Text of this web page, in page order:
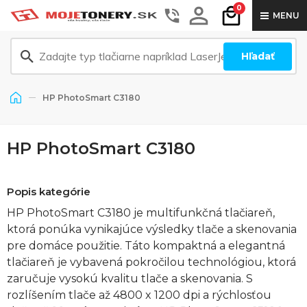
0
MENU
Hľadať
HP PhotoSmart C3180
HP PhotoSmart C3180
Popis kategórie
HP PhotoSmart C3180 je multifunkčná tlačiareň,
ktorá ponúka vynikajúce výsledky tlače a skenovania
pre domáce použitie. Táto kompaktná a elegantná
tlačiareň je vybavená pokročilou technológiou, ktorá
zaručuje vysokú kvalitu tlače a skenovania. S
rozlíšením tlače až 4800 x 1200 dpi a rýchlosťou